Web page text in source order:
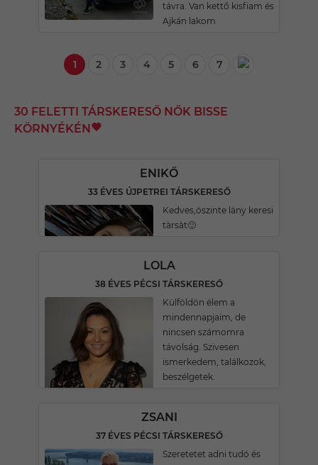
távra. Van kettő kisfiam és
Ajkán lakom
1 2 3 4 5 6 7
30 FELETTI TÁRSKERESŐ NŐK BISSE
KÖRNYÉKÉN
ENIKŐ
33 ÉVES ÚJPETREI TÁRSKERESŐ
Kedves,öszinte làny keresi
tàrsàt🙂
LOLA
38 ÉVES PÉCSI TÁRSKERESŐ
Külföldön élem a
mindennapjaim, de
nincsen számomra
távolság. Szivesen
ismerkedem, találkozok,
beszélgetek.
ZSANI
37 ÉVES PÉCSI TÁRSKERESŐ
Szeretetet adni tudó és